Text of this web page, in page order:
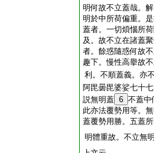
明何故不立蓋哉。
明於中所荷偏重。
蓋者。一切煩惱所
及。故不立在諸蓋
者。餘惑隨惑何故
趣下。慢性高擧故
利。不順蓋義。亦
阿毘曇毘婆娑七十
説無明蓋 6 不蓋中
此亦法覆勢用等。
蓋覆勢用勝。五蓋
明體重故。不立無